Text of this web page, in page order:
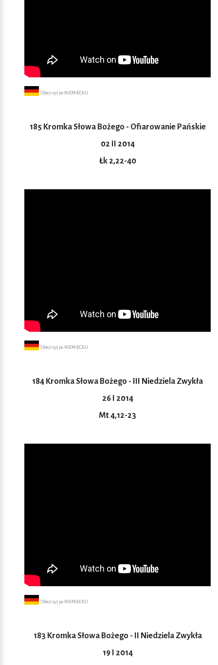
Obejrzyj po NIEMIECKU
185 Kromka Słowa Bożego - Ofiarowanie Pańskie
02 II 2014
Łk 2,22-40
Obejrzyj po NIEMIECKU
184 Kromka Słowa Bożego - III Niedziela Zwykła
26 I 2014
Mt 4,12-23
Obejrzyj po NIEMIECKU
183 Kromka Słowa Bożego - II Niedziela Zwykła
19 I 2014